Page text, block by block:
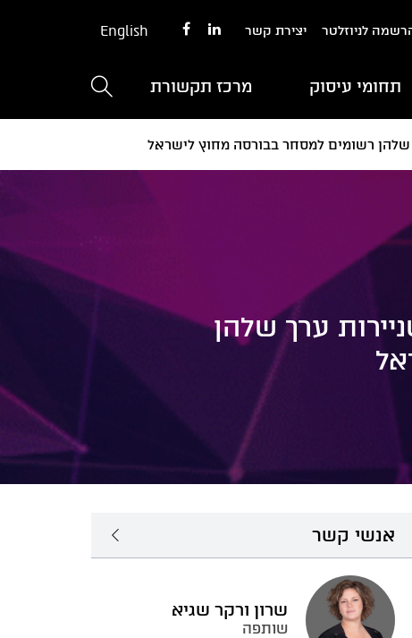
לניוזלטר יצירת קשר English
תחומי עיסוק מרכז תקשורת
שלהן רשומים למסחר בבורסה מחוץ לישראל
ערך שלהן
אנשי קשר
שרון ורקר שגיא
שותפה